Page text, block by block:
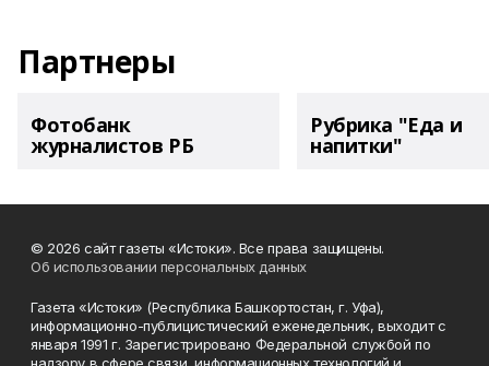
Партнеры
Фотобанк
журналистов РБ
Рубрика "Еда и
напитки"
© 2026 сайт газеты «Истоки». Все права защищены.
Об использовании персональных данных
Газета «Истоки» (Республика Башкортостан, г. Уфа),
информационно-публицистический еженедельник, выходит с
января 1991 г. Зарегистрировано Федеральной службой по